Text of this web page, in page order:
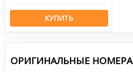
КУПИТЬ
ОРИГИНАЛЬНЫЕ НОМЕРА